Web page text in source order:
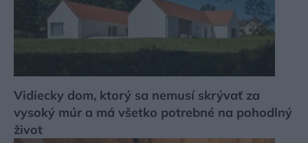
Vidiecky dom, ktorý sa nemusí skrývať za
vysoký múr a má všetko potrebné na pohodlný
život